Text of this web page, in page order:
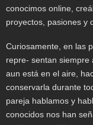
conocimos online,
proyectos, pasiones y
Curiosamente, en las
repre- sentan siempre
aun está en el aire,
conservarla durante
pareja hablamos y
conocidos nos han